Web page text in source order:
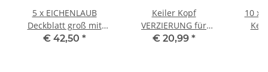
5 x EICHENLAUB
Deckblatt groß mit
Gewinde & Schraube
€ 42,50 *
Keiler Kopf
VERZIERUNG für
Keilerwaffen
€ 20,99 *
10 x